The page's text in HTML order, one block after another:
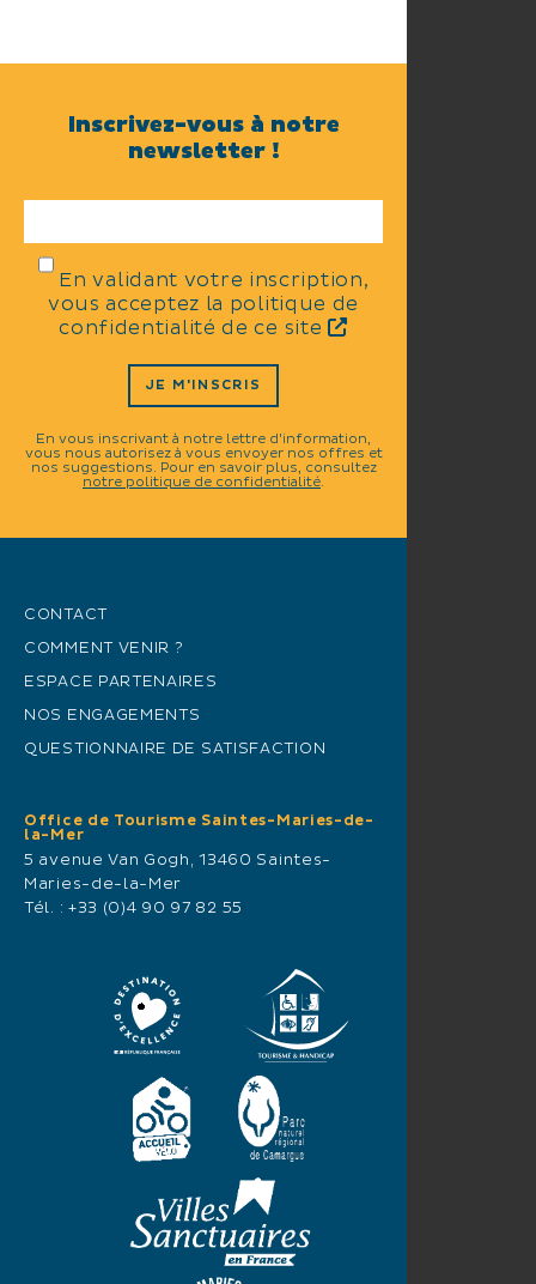
Inscrivez-vous à notre
newsletter !
En validant votre inscription,
vous acceptez la politique de
confidentialité de ce site
JE M'INSCRIS
En vous inscrivant à notre lettre d'information,
vous nous autorisez à vous envoyer nos offres et
nos suggestions. Pour en savoir plus, consultez
notre politique de confidentialité.
CONTACT
COMMENT VENIR ?
ESPACE PARTENAIRES
NOS ENGAGEMENTS
QUESTIONNAIRE DE SATISFACTION
Office de Tourisme Saintes-Maries-de-
la-Mer
5 avenue Van Gogh, 13460 Saintes-
Maries-de-la-Mer
Tél. : +33 (0)4 90 97 82 55